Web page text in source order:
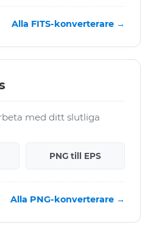
Alla FITS-konverterare →
med ditt slutliga
PNG till EPS
Alla PNG-konverterare →